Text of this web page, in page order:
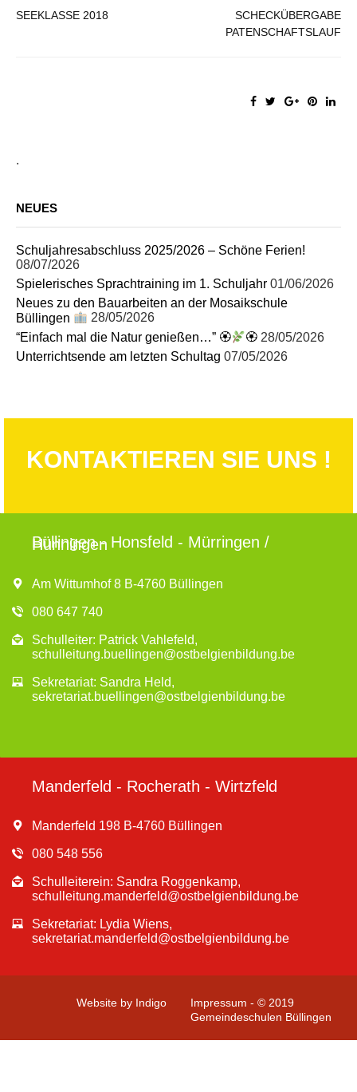
SEEKLASSE 2018
SCHECKÜBERGABE
PATENSCHAFTSLAUF
.
NEUES
Schuljahresabschluss 2025/2026 – Schöne Ferien!
08/07/2026
Spielerisches Sprachtraining im 1. Schuljahr 01/06/2026
Neues zu den Bauarbeiten an der Mosaikschule
Büllingen
28/05/2026
“Einfach mal die Natur genießen…” 🏵
🏵 28/05/2026
Unterrichtsende am letzten Schultag 07/05/2026
KONTAKTIEREN SIE UNS !
Büllingen - Honsfeld - Mürringen /
Hünningen
Am Wittumhof 8 B-4760 Büllingen
080 647 740
Schulleiter: Patrick Vahlefeld,
schulleitung.buellingen@ostbelgienbildung.be
Sekretariat: Sandra Held,
sekretariat.buellingen@ostbelgienbildung.be
Manderfeld - Rocherath - Wirtzfeld
Manderfeld 198 B-4760 Büllingen
080 548 556
Schulleiterein: Sandra Roggenkamp,
schulleitung.manderfeld@ostbelgienbildung.be
Sekretariat: Lydia Wiens,
sekretariat.manderfeld@ostbelgienbildung.be
Website by Indigo
Impressum - © 2019
Gemeindeschulen Büllingen